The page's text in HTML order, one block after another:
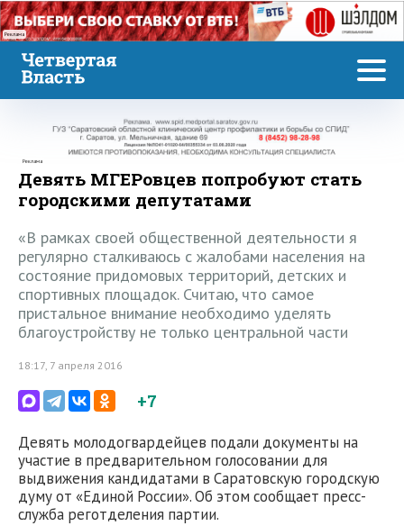
Реклама
Реклама
Девять МГЕРовцев попробуют стать
городскими депутатами
«В рамках своей общественной деятельности я
регулярно сталкиваюсь с жалобами населения на
состояние придомовых территорий, детских и
спортивных площадок. Считаю, что самое
пристальное внимание необходимо уделять
благоустройству не только центральной части
18:17, 7 апреля 2016
+7
Девять молодогвардейцев подали документы на
участие в предварительном голосовании для
выдвижения кандидатами в Саратовскую городскую
думу от «Единой России». Об этом сообщает пресс-
служба реготделения партии.